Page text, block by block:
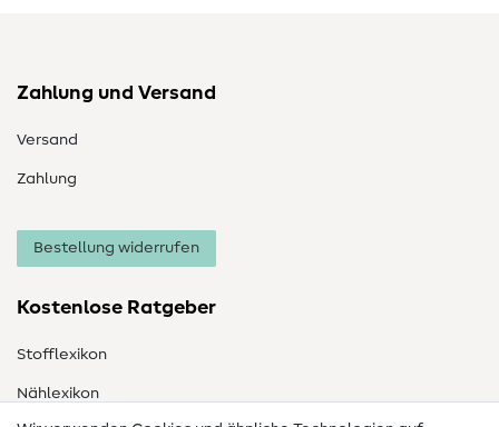
Zahlung und Versand
Versand
Zahlung
Bestellung widerrufen
Kostenlose Ratgeber
Stofflexikon
Nählexikon